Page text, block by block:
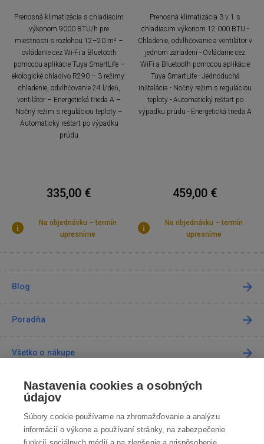
Prenosná klimatizácia s chladiacim
výkonom 9000 BTU/h pre
miestnosti s rozlohou 12–20 m² –
ovládanie cez Wi-Fi a Bluetooth
pomocou aplikácie Tuya SmartLife –
ekologické chladivo R290 – 3 režimy:
chladenie, odvlhčovanie 24 l/deň,
ventilátor – Energetická trieda A –
Nočný režim s reguláciou teploty –
Automatický reštart po výpadku
prúdu
335,00 €
Na objednávku – termín
upresníme
Prenosná klimatizácia 3 v 1 s
chladiacim výkonom 12 000 BTU -
Chladenie, odvlhčovanie a ventilátor v
jednom zariadení - Ovládanie cez
WiFi a Bluetooth pomocou aplikácie
Tuya SmartLife - Jednoduchá
inštalácia - Nočný režim s reguláciou
teploty - Automatický reštart po
výpadku prúdu - Energetická trieda A
459,00 €
Na objednávku – termín
upresníme
Blog
Poradňa
Všetko o nákupe
Predajne
Kontakt
Nastavenia cookies a osobných
údajov
Súbory cookie používame na zhromažďovanie a analýzu
informácií o výkone a používaní stránky, na zabezpečenie